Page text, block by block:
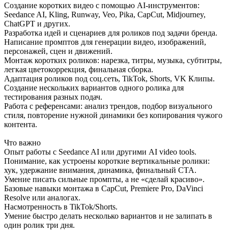
Создание коротких видео с помощью AI-инструментов:
Seedance AI, Kling, Runway, Veo, Pika, CapCut, Midjourney,
ChatGPT и других.
Разработка идей и сценариев для роликов под задачи бренда.
Написание промптов для генерации видео, изображений,
персонажей, сцен и движений.
Монтаж коротких роликов: нарезка, титры, музыка, субтитры,
легкая цветокоррекция, финальная сборка.
Адаптация роликов под соц.сеть, TikTok, Shorts, VK Клипы.
Создание нескольких вариантов одного ролика для
тестирования разных подач.
Работа с референсами: анализ трендов, подбор визуального
стиля, повторение нужной динамики без копирования чужого
контента.
Что важно
Опыт работы с Seedance AI или другими AI video tools.
Понимание, как устроены короткие вертикальные ролики:
хук, удержание внимания, динамика, финальный CTA.
Умение писать сильные промпты, а не «сделай красиво».
Базовые навыки монтажа в CapCut, Premiere Pro, DaVinci
Resolve или аналогах.
Насмотренность в TikTok/Shorts.
Умение быстро делать несколько вариантов и не залипать в
один ролик три дня.